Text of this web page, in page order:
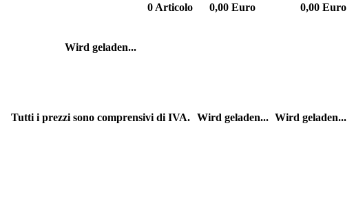
0 Articolo 0,00 Euro
0,00 Euro
Wird geladen...
Tutti i prezzi sono comprensivi di IVA. Wird geladen... Wird geladen...